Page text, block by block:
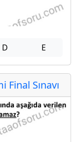
D E
Sınavı